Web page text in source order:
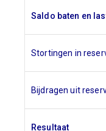
Saldo baten en
Stortingen in
Bijdragen uit
Resultaat